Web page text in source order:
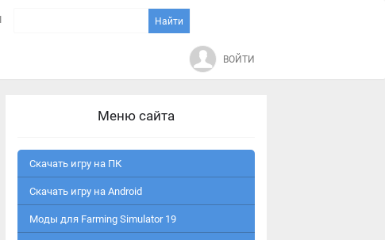
ВОЙТИ
Меню сайта
Скачать игру на ПК
Скачать игру на Android
Моды для Farming Simulator 19